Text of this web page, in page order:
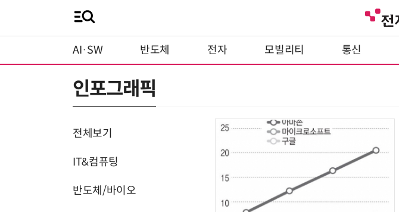
AI·SW 반도체 전자 모빌리티 통신
인포그래픽
전체보기
IT&컴퓨팅
반도체/바이오